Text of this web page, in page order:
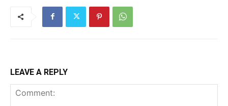
LEAVE A REPLY